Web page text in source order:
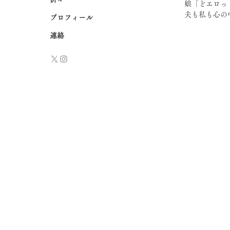
娘「どエロっ
夫も私も心の
プロフィール
連絡